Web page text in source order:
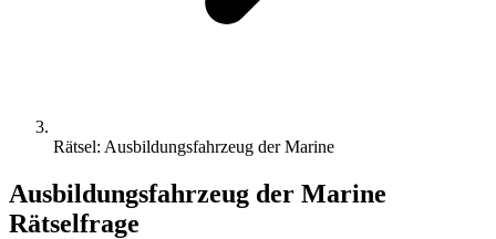
Rätsel: Ausbildungsfahrzeug der Marine
Ausbildungsfahrzeug der Marine
Rätselfrage